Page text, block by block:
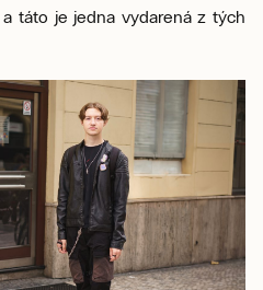
táto je jedna vydarenáz tých